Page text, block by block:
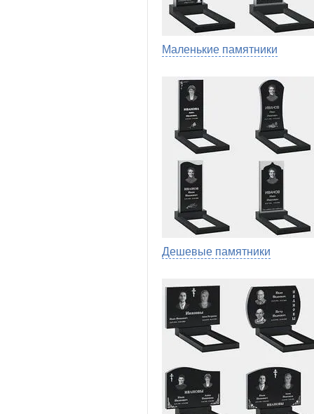
Маленькие памятники
Дешевые памятники